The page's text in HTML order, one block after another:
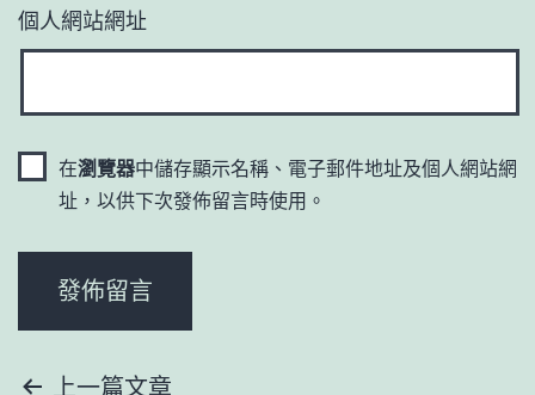
個人網站網址
在瀏覽器中儲存顯示名稱、電子郵件地址及個人網站網
址，以供下次發佈留言時使用。
上一篇文章